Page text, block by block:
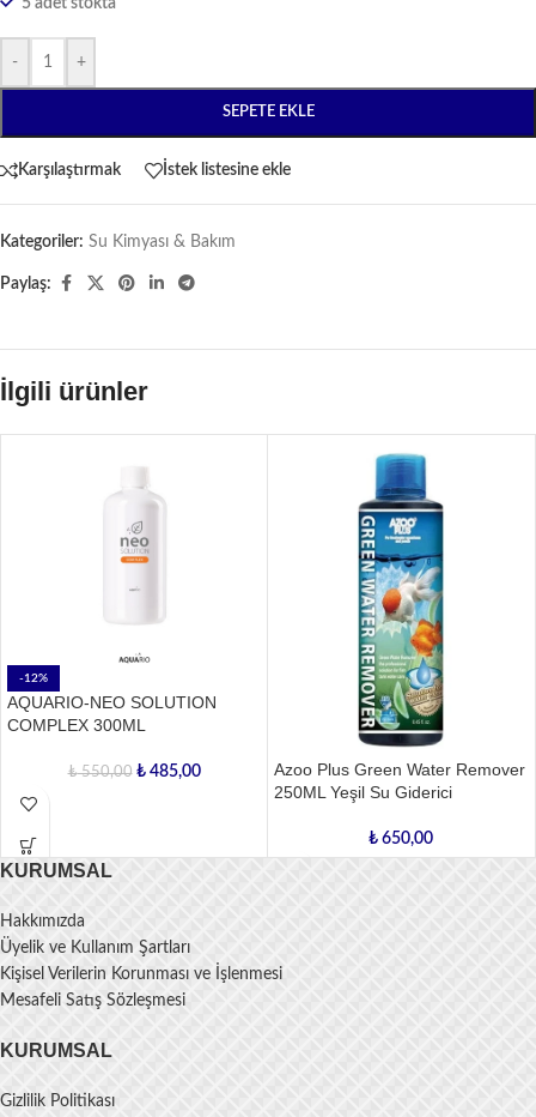
5 adet stokta
- +
SEPETE EKLE
Karşılaştırmak İstek listesine ekle
Kategoriler: Su Kimyası & Bakım
Paylaş:
İlgili ürünler
-12%
AQUARIO-NEO SOLUTION
COMPLEX 300ML
₺550,00 ₺485,00
Azoo Plus Green Water Remover
250ML Yeşil Su Giderici
₺ 650,00
KURUMSAL
Hakkımızda
Üyelik ve Kullanım Şartları
Kişisel Verilerin Korunması ve İşlenmesi
Mesafeli Satış Sözleşmesi
KURUMSAL
Gizlilik Politikası